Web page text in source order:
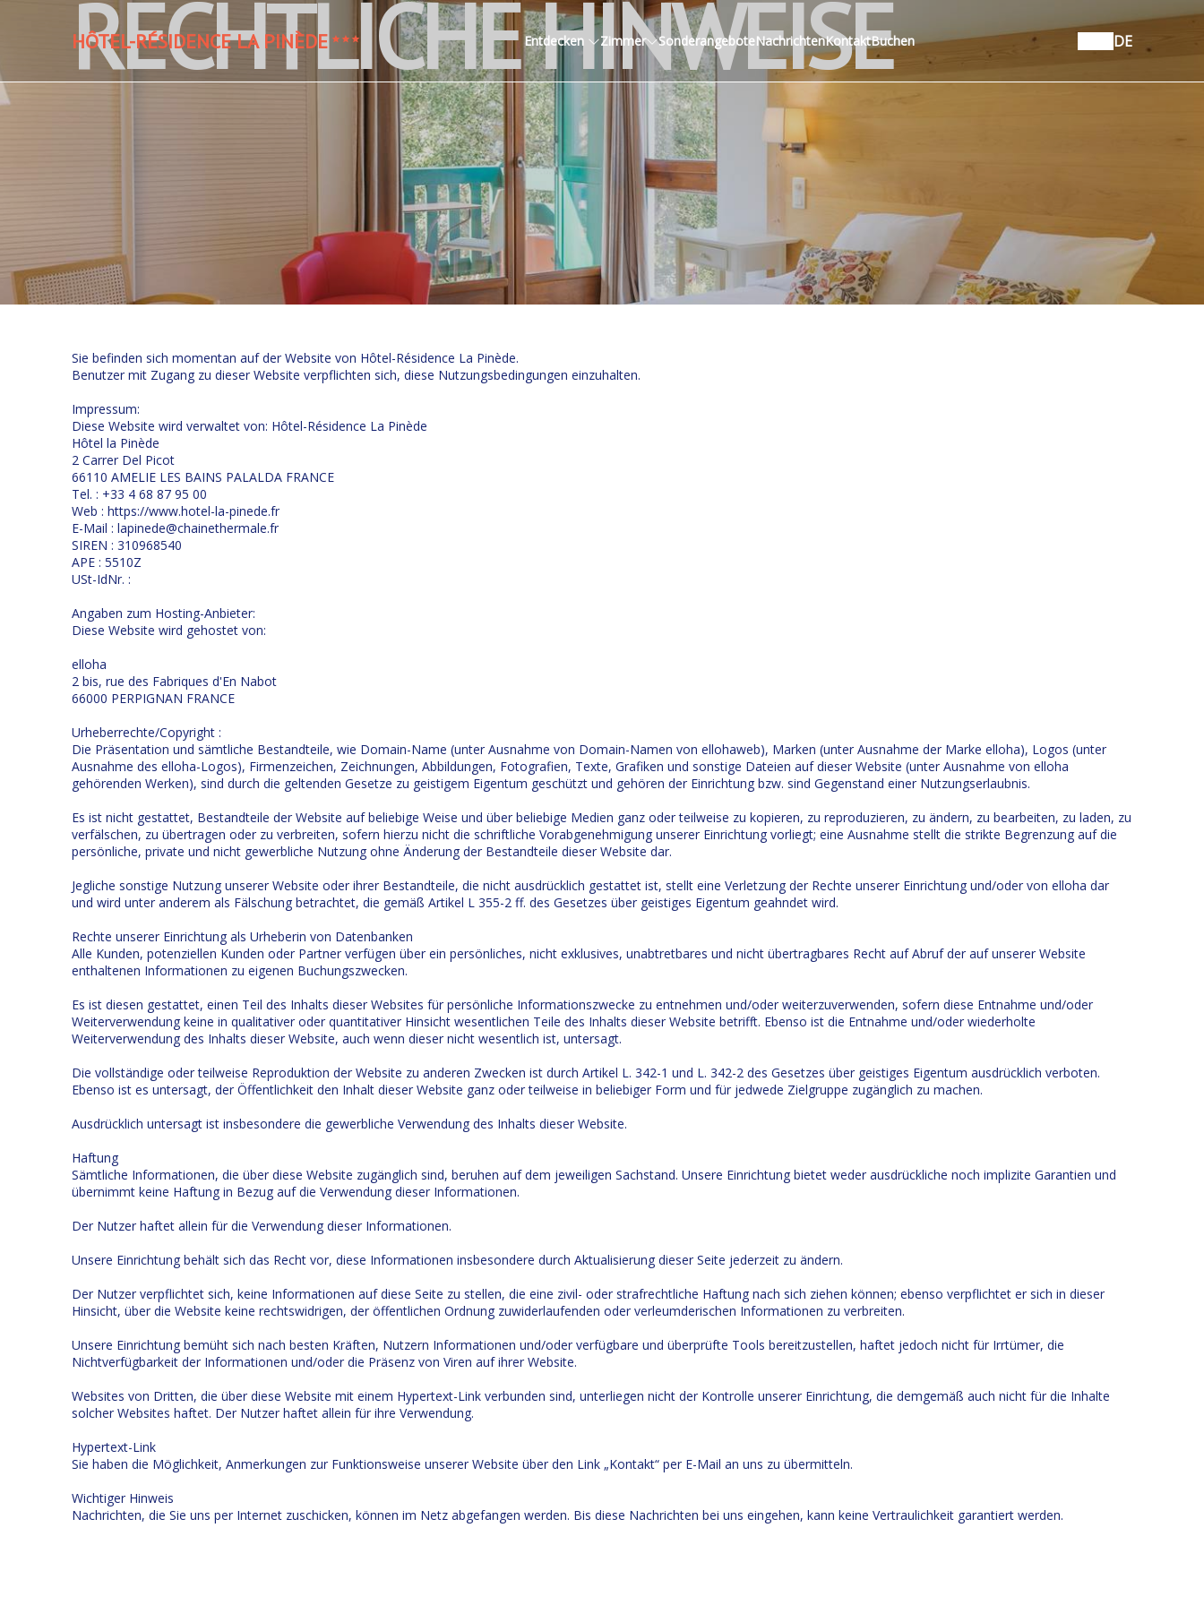
HÔTEL-RÉSIDENCE LA PINÈDE Entdecken Zimmer SonderangeboteNachrichtenKontaktBuchen DE
RECHTLICHE HINWEISE
Sie befinden sich momentan auf der Website von Hôtel-Résidence La Pinède.
Benutzer mit Zugang zu dieser Website verpflichten sich, diese Nutzungsbedingungen einzuhalten.
Impressum:
Diese Website wird verwaltet von: Hôtel-Résidence La Pinède
Hôtel la Pinède
2 Carrer Del Picot
66110 AMELIE LES BAINS PALALDA FRANCE
Tel. : +33 4 68 87 95 00
Web : https://www.hotel-la-pinede.fr
E-Mail : lapinede@chainethermale.fr
SIREN : 310968540
APE : 5510Z
USt-IdNr. :
Angaben zum Hosting-Anbieter:
Diese Website wird gehostet von:
elloha
2 bis, rue des Fabriques d'En Nabot
66000 PERPIGNAN FRANCE
Urheberrechte/Copyright :
Die Präsentation und sämtliche Bestandteile, wie Domain-Name (unter Ausnahme von Domain-Namen von ellohaweb), Marken (unter Ausnahme der Marke elloha), Logos (unter
Ausnahme des elloha-Logos), Firmenzeichen, Zeichnungen, Abbildungen, Fotografien, Texte, Grafiken und sonstige Dateien auf dieser Website (unter Ausnahme von elloha
gehörenden Werken), sind durch die geltenden Gesetze zu geistigem Eigentum geschützt und gehören der Einrichtung bzw. sind Gegenstand einer Nutzungserlaubnis.
Es ist nicht gestattet, Bestandteile der Website auf beliebige Weise und über beliebige Medien ganz oder teilweise zu kopieren, zu reproduzieren, zu ändern, zu bearbeiten, zu laden, zu
verfälschen, zu übertragen oder zu verbreiten, sofern hierzu nicht die schriftliche Vorabgenehmigung unserer Einrichtung vorliegt; eine Ausnahme stellt die strikte Begrenzung auf die
persönliche, private und nicht gewerbliche Nutzung ohne Änderung der Bestandteile dieser Website dar.
Jegliche sonstige Nutzung unserer Website oder ihrer Bestandteile, die nicht ausdrücklich gestattet ist, stellt eine Verletzung der Rechte unserer Einrichtung und/oder von elloha dar
und wird unter anderem als Fälschung betrachtet, die gemäß Artikel L 355-2 ff. des Gesetzes über geistiges Eigentum geahndet wird.
Rechte unserer Einrichtung als Urheberin von Datenbanken
Alle Kunden, potenziellen Kunden oder Partner verfügen über ein persönliches, nicht exklusives, unabtretbares und nicht übertragbares Recht auf Abruf der auf unserer Website
enthaltenen Informationen zu eigenen Buchungszwecken.
Es ist diesen gestattet, einen Teil des Inhalts dieser Websites für persönliche Informationszwecke zu entnehmen und/oder weiterzuverwenden, sofern diese Entnahme und/oder
Weiterverwendung keine in qualitativer oder quantitativer Hinsicht wesentlichen Teile des Inhalts dieser Website betrifft. Ebenso ist die Entnahme und/oder wiederholte
Weiterverwendung des Inhalts dieser Website, auch wenn dieser nicht wesentlich ist, untersagt.
Die vollständige oder teilweise Reproduktion der Website zu anderen Zwecken ist durch Artikel L. 342-1 und L. 342-2 des Gesetzes über geistiges Eigentum ausdrücklich verboten.
Ebenso ist es untersagt, der Öffentlichkeit den Inhalt dieser Website ganz oder teilweise in beliebiger Form und für jedwede Zielgruppe zugänglich zu machen.
Ausdrücklich untersagt ist insbesondere die gewerbliche Verwendung des Inhalts dieser Website.
Haftung
Sämtliche Informationen, die über diese Website zugänglich sind, beruhen auf dem jeweiligen Sachstand. Unsere Einrichtung bietet weder ausdrückliche noch implizite Garantien und
übernimmt keine Haftung in Bezug auf die Verwendung dieser Informationen.
Der Nutzer haftet allein für die Verwendung dieser Informationen.
Unsere Einrichtung behält sich das Recht vor, diese Informationen insbesondere durch Aktualisierung dieser Seite jederzeit zu ändern.
Der Nutzer verpflichtet sich, keine Informationen auf diese Seite zu stellen, die eine zivil- oder strafrechtliche Haftung nach sich ziehen können; ebenso verpflichtet er sich in dieser
Hinsicht, über die Website keine rechtswidrigen, der öffentlichen Ordnung zuwiderlaufenden oder verleumderischen Informationen zu verbreiten.
Unsere Einrichtung bemüht sich nach besten Kräften, Nutzern Informationen und/oder verfügbare und überprüfte Tools bereitzustellen, haftet jedoch nicht für Irrtümer, die
Nichtverfügbarkeit der Informationen und/oder die Präsenz von Viren auf ihrer Website.
Websites von Dritten, die über diese Website mit einem Hypertext-Link verbunden sind, unterliegen nicht der Kontrolle unserer Einrichtung, die demgemäß auch nicht für die Inhalte
solcher Websites haftet. Der Nutzer haftet allein für ihre Verwendung.
Hypertext-Link
Sie haben die Möglichkeit, Anmerkungen zur Funktionsweise unserer Website über den Link „Kontakt“ per E-Mail an uns zu übermitteln.
Wichtiger Hinweis
Nachrichten, die Sie uns per Internet zuschicken, können im Netz abgefangen werden. Bis diese Nachrichten bei uns eingehen, kann keine Vertraulichkeit garantiert werden.